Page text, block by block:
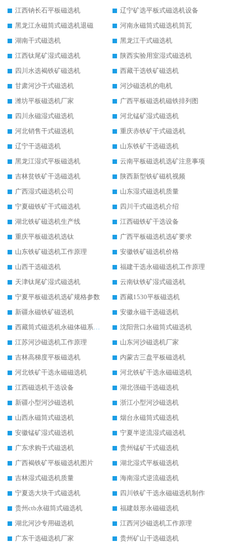
江西钠长石平板磁选机
辽宁矿选平板式磁选机设备
黑龙江永磁筒式磁选机退磁
河南永磁筒式磁选机筒瓦
湖南干式磁选机
黑龙江干式磁选机
江西钛尾矿湿式磁选机
陕西实验用室湿式磁选机
四川水选褐铁矿磁选机
西藏干选铁矿磁选机
甘肃河沙干式磁选机
河沙磁选机的电机
潍坊平板磁选机厂家
广西平板磁选机磁铁排列图
四川永磁湿式磁选机
河北锰矿湿式磁选机
河北销售干式磁选机
重庆赤铁矿干式磁选机
辽宁干选磁选机
山东铁矿干选磁选机
黑龙江湿式平板磁选机
云南平板磁选机选矿注意事项
吉林贫铁矿干选磁选机
陕西新型铁矿磁机视频
广西湿式磁选机公司
山东湿式磁选机质量
宁夏磁铁矿干式磁选机
四川干式磁选机介绍
湖北铁矿磁选机生产线
江西磁铁矿干选设备
重庆平板磁选机选钛
广西平板磁选机选矿要求
山东铁矿磁选机工作原理
安徽铁矿磁选机价格
山西干选磁选机
福建干选永磁磁选机工作原理
天津钛尾矿湿式磁选机
云南钛铁矿湿式磁选机
宁夏平板磁选机选矿规格参数
西藏1530平板磁选机
新疆永磁铁矿磁选机
安徽永磁干选磁选机
西藏筒式磁选机永磁体磁系设计
沈阳营口永磁筒式磁选机
江苏河沙磁选机工作原理
山东河沙磁选机厂家
吉林高梯度平板磁选机
内蒙古三盘平板磁选机
河北铁矿干选永磁磁选机
河北铁矿干选永磁磁选机
江西磁选机干选设备
湖北强磁干选磁选机
新疆小型河沙磁选机
浙江小型河沙磁选机
山西永磁筒式磁选机
烟台永磁筒式磁选机
安徽锰矿湿式磁选机
宁夏半逆流湿式磁选机
广东求购干式磁选机
贵州锰矿干式磁选机
广西褐铁矿平板磁选机图片
湖北湿式平板磁选机
吉林湿式磁选机质量
海南湿式逆流磁选机
宁夏选大块干式磁选机
四川铁矿干选永磁磁选机制作
贵州ctb永磁筒式磁选机
福建鼓形永磁磁选机
湖北河沙专用磁选机
江西河沙磁选机工作原理
广东干选磁选机厂家
贵州矿山干选磁选机